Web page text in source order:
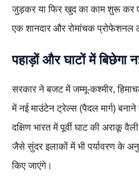
जुड़कर या फिर खुद का काम शुरू कर
एक शानदार और रोमांचक प्रोफेशनल
पहाड़ों और घाटों में बिछेगा
सरकार ने बजट में जम्मू-कश्मीर,
में नई माउंटेन ट्रेल्स (पैदल मार्ग)
दक्षिण भारत में पूर्वी घाट की अराकू
जैसे सुंदर इलाकों में भी पर्यावरण के
किए जाएंगे।